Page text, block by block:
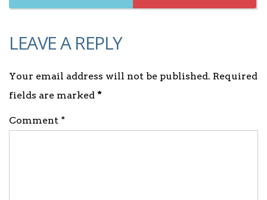
LEAVE A REPLY
Your email address will not be published. Required
fields are marked *
Comment *